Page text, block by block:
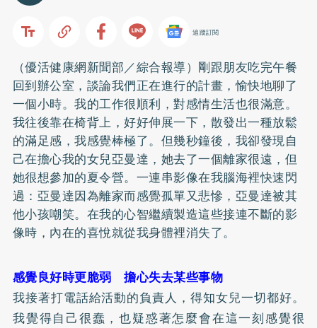
追蹤訂閱
（優活健康網新聞部／綜合報導）剛跟朋友吃完午餐
回到辦公室，談論我們正在進行的計畫，愉快地聊了
一個小時。我的工作很順利，對感情生活也很滿意。
我往後靠在椅背上，好好伸展一下，散發出一種放鬆
的滿足感，我感覺棒極了。但幾秒鐘後，我卻發現自
己在擔心我的女兒亞曼達，她去了一個離家很遠，但
她很想參加的夏令營。一連串影像在我腦海裡快速閃
過：亞曼達因為離家而感覺孤單又悲慘，亞曼達被其
他小孩嘲笑。在我的心智繼續製造這些接連不斷的影
像時，內在的喜悅就從我身體裡消失了。
感覺良好時更脆弱 擔心失去某些事物
我接著打電話給活動的負責人，得知女兒一切都好。
我覺得自己很蠢，也疑惑著怎麼會在這一刻感覺很